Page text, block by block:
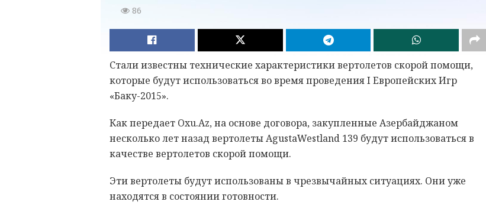
86
Стали известны технические характеристики вертолетов скорой помощи,
которые будут использоваться во время проведения I Европейских Игр
«Баку-2015».
Как передает Oxu.Az, на основе договора, закупленные Азербайджаном
несколько лет назад вертолеты AgustaWestland 139 будут использоваться в
качестве вертолетов скорой помощи.
Эти вертолеты будут использованы в чрезвычайных ситуациях. Они уже
находятся в состоянии готовности.